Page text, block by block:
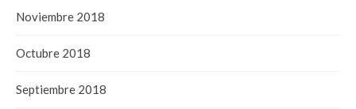
Noviembre 2018
Octubre 2018
Septiembre 2018